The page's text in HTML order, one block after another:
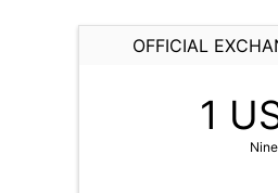
OFFICIAL
1